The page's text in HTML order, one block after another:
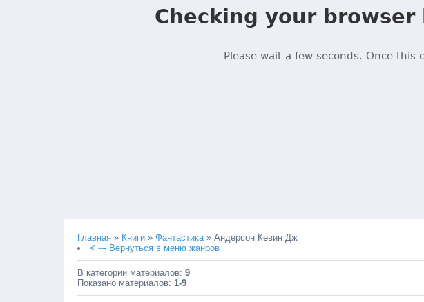
Главная » Книги » Фантастика» Андерсон Кевин Дж
< --- Вернуться в меню жанров
В категории материалов: 9
Показано материалов: 1-9